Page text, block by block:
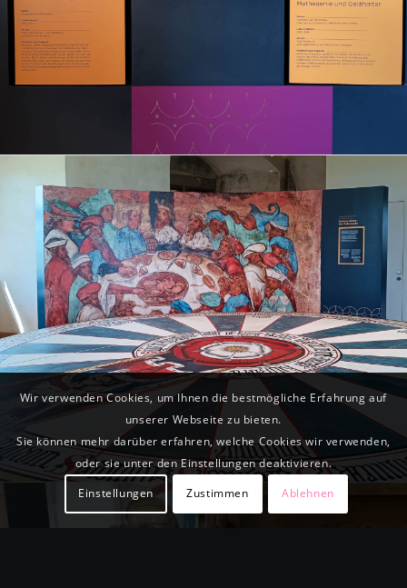
Wir verwenden Cookies, um Ihnen die bestmögliche Erfahrung auf
unserer Webseite zu bieten.
Sie können mehr darüber erfahren, welche Cookies wir verwenden,
oder sie unter den Einstellungen deaktivieren.
Einstellungen
Zustimmen Ablehnen